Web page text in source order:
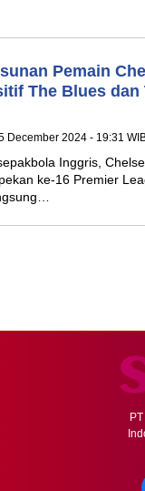
Pemain
The Blues dan
December 2024 - 19:31
Inggris,
ke-16 Premier